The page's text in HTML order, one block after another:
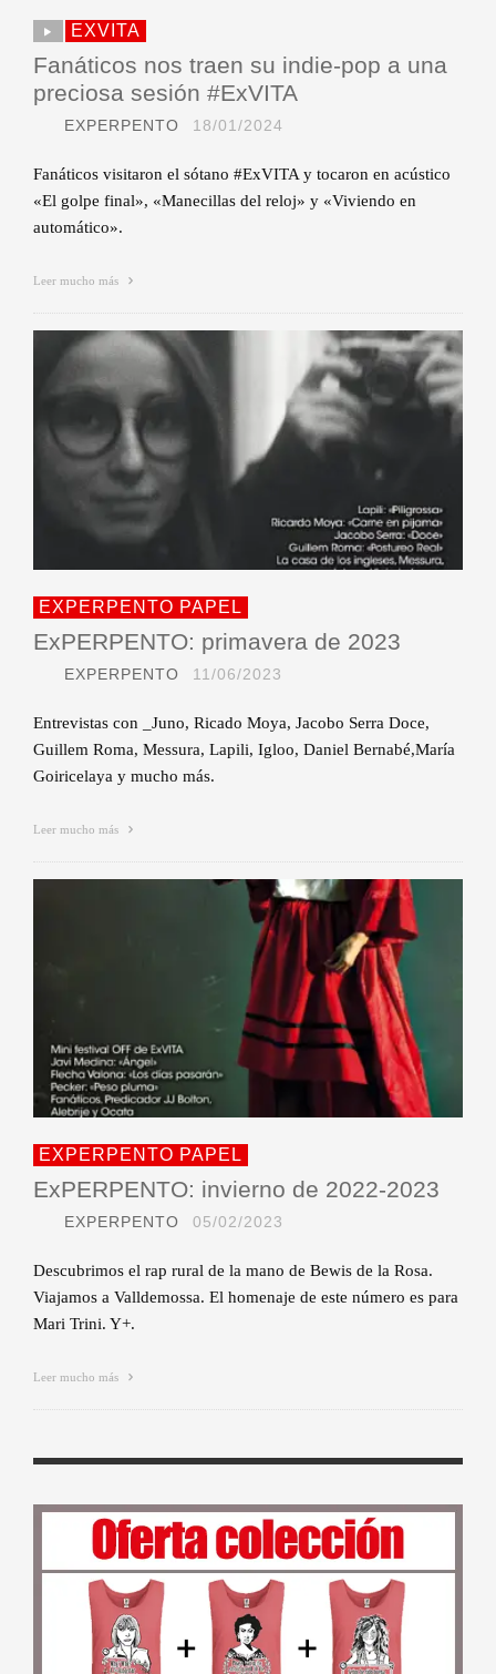
EXVITA
Fanáticos nos traen su indie-pop a una
preciosa sesión #ExVITA
EXPERPENTO 18/01/2024
Fanáticos visitaron el sótano #ExVITA y tocaron en acústico
«El golpe final», «Manecillas del reloj» y «Viviendo en
automático».
Leer mucho más
EXPERPENTO PAPEL
ExPERPENTO: primavera de 2023
EXPERPENTO 11/06/2023
Entrevistas con _Juno, Ricado Moya, Jacobo Serra Doce,
Guillem Roma, Messura, Lapili, Igloo, Daniel Bernabé,María
Goiricelaya y mucho más.
Leer mucho más
EXPERPENTO PAPEL
ExPERPENTO: invierno de 2022-2023
EXPERPENTO 05/02/2023
Descubrimos el rap rural de la mano de Bewis de la Rosa.
Viajamos a Valldemossa. El homenaje de este número es para
Mari Trini. Y+.
Leer mucho más